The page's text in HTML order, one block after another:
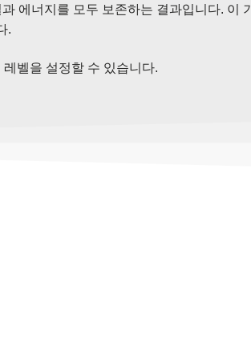
에너지를 모두 보존하는 결과입니다. 이 기
.